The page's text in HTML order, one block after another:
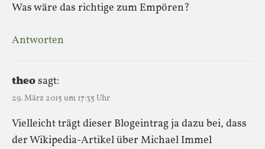
Was wäre das richtige zum Empören?
Antworten
theosagt:
29. März 2015 um 17:35 Uhr
Vielleicht trägt dieser Blogeintrag ja dazu bei, dass
der Wikipedia-Artikel über Michael Immel